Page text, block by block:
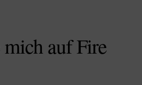
auf Fire